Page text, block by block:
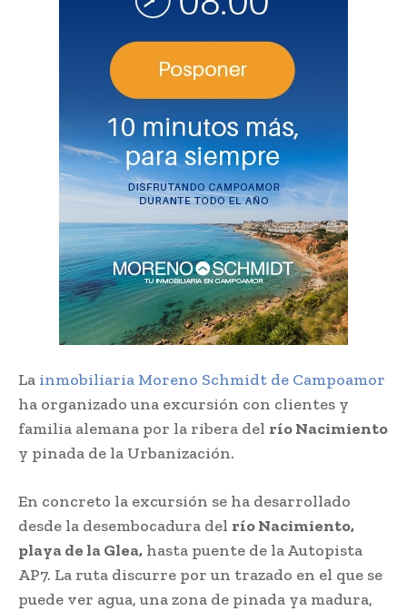
La inmobiliaria Moreno Schmidt de Campoamor
ha organizado una excursión con clientes y
familia alemana por la ribera del río Nacimiento
y pinada de la Urbanización.
En concreto la excursión se ha desarrollado
desde la desembocadura del río Nacimiento,
playa de la Glea, hasta puente de la Autopista
AP7. La ruta discurre por un trazado en el que se
puede ver agua, una zona de pinada ya madura,